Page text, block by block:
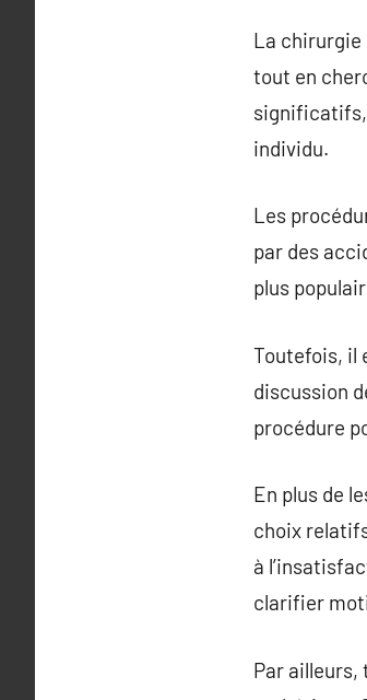
La chirurgie
tout en
significatifs,
individu.
Les
par des
plus
Toutefois, il
discussion
procédure
En plus de
choix
à
clarifier
Par